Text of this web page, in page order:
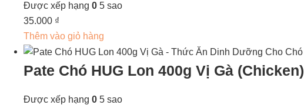
Được xếp hạng 0 5 sao
35.000 ₫
Thêm vào giỏ hàng
Pate Chó HUG Lon 400g Vị Gà (Chicken)
Được xếp hạng 0 5 sao